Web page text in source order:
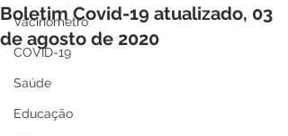
Vacinômetro
COVID-19
Saúde
Educação
Boletim Covid-19 atualizado, 03
de agosto de 2020